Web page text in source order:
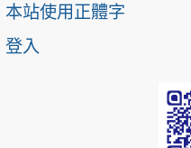
本站使用正體字
登入